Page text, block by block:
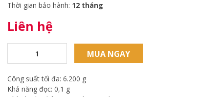
Thời gian bảo hành: 12 tháng
Liên hệ
MUA NGAY
Công suất tối đa: 6.200 g
Khả năng đọc: 0,1 g